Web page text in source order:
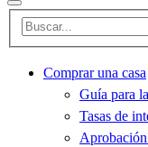
Comprar una casa
Guía para
Tasas de